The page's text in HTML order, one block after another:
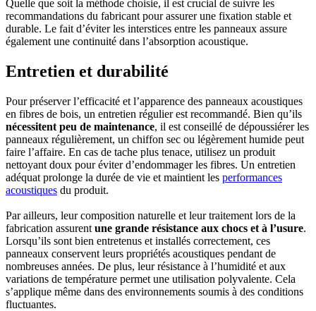
Quelle que soit la méthode choisie, il est crucial de suivre les
recommandations du fabricant pour assurer une fixation stable et
durable. Le fait d’éviter les interstices entre les panneaux assure
également une continuité dans l’absorption acoustique.
Entretien et durabilité
Pour préserver l’efficacité et l’apparence des panneaux acoustiques
en fibres de bois, un entretien régulier est recommandé. Bien qu’ils
nécessitent peu de maintenance, il est conseillé de dépoussiérer les
panneaux régulièrement, un chiffon sec ou légèrement humide peut
faire l’affaire. En cas de tache plus tenace, utilisez un produit
nettoyant doux pour éviter d’endommager les fibres. Un entretien
adéquat prolonge la durée de vie et maintient les performances
acoustiques du produit.
Par ailleurs, leur composition naturelle et leur traitement lors de la
fabrication assurent une grande résistance aux chocs et à l’usure.
Lorsqu’ils sont bien entretenus et installés correctement, ces
panneaux conservent leurs propriétés acoustiques pendant de
nombreuses années. De plus, leur résistance à l’humidité et aux
variations de température permet une utilisation polyvalente. Cela
s’applique même dans des environnements soumis à des conditions
fluctuantes.